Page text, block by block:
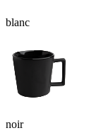
blanc
noir